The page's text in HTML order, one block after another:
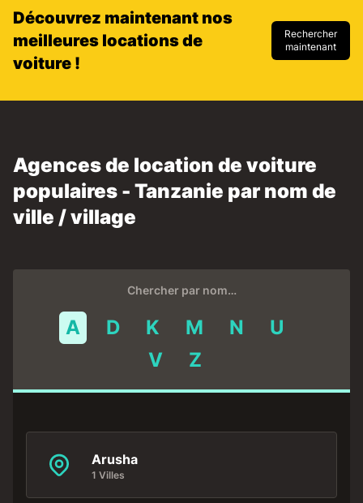
Découvrez maintenant nos
meilleures locations de
voiture !
Rechercher
maintenant
Agences de location de voiture
populaires - Tanzanie par nom de
ville / village
Chercher par nom…
A D K M N
U
V
Z
Arusha
1 Villes